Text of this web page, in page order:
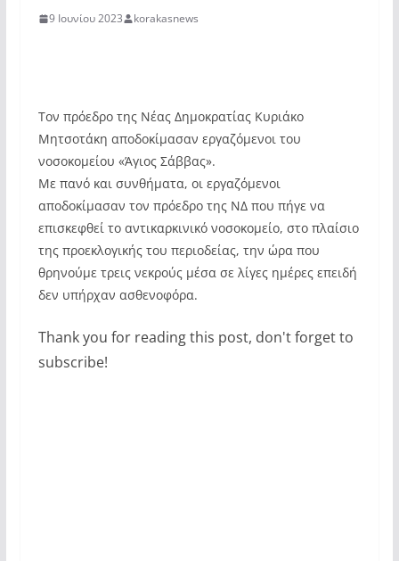
9 Ιουνίου 2023 korakasnews
Τον πρόεδρο της Νέας Δημοκρατίας Κυριάκο
Μητσοτάκη αποδοκίμασαν εργαζόμενοι του
νοσοκομείου «Άγιος Σάββας».
Με πανό και συνθήματα, οι εργαζόμενοι
αποδοκίμασαν τον πρόεδρο της ΝΔ που πήγε να
επισκεφθεί το αντικαρκινικό νοσοκομείο, στο πλαίσιο
της προεκλογικής του περιοδείας, την ώρα που
θρηνούμε τρεις νεκρούς μέσα σε λίγες ημέρες επειδή
δεν υπήρχαν ασθενοφόρα.
Thank you for reading this post, don't forget to
subscribe!